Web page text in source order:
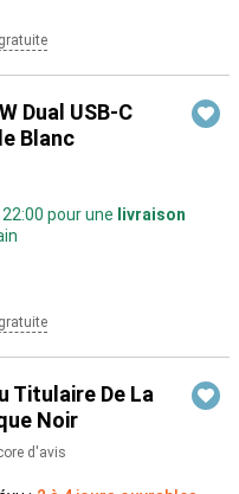
Dual USB-C
Blanc
pour une livraison
Titulaire De La
Noir
d'avis